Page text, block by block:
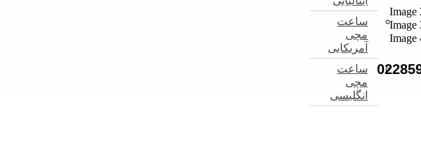
ساعت
مچی
آمریکایی
ساعت
مچی
انگلیسی